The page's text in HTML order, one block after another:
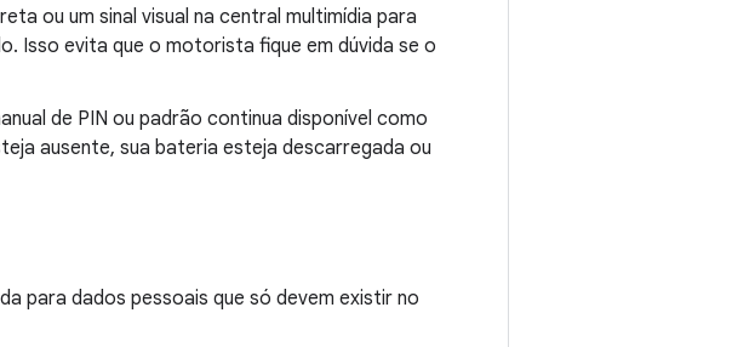
ou um sinal visual na central multimídia para
Isso evita que o motorista fique em dúvida se o
de PIN ou padrão continua disponível como
ausente, sua bateria esteja descarregada ou
para dados pessoais que só devem existir no